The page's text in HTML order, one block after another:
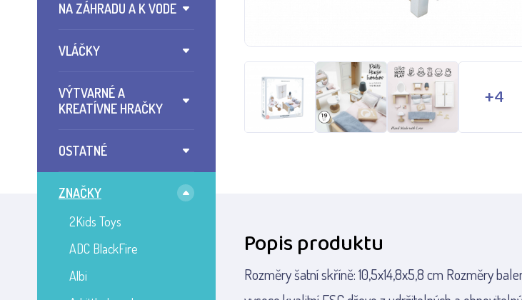
NA ZÁHRADU A K VODE
VLÁČKY
VÝTVARNÉ A
KREATÍVNE HRAČKY
OSTATNÉ
ZNAČKY
2Kids Toys
ADC BlackFire
Albi
Popis produktu
Rozměry šatní skříně: 10,5x14,8x5,8 cm Rozměry